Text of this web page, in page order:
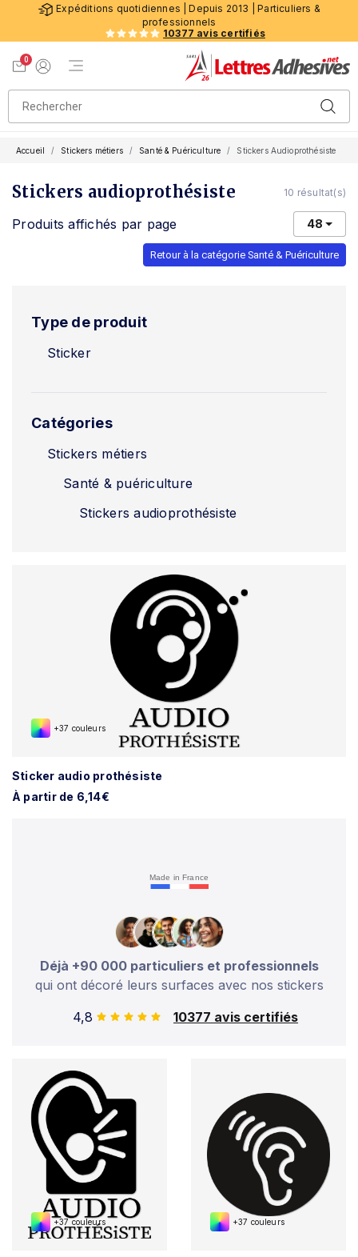
Expéditions quotidiennes | Depuis 2013 | Particuliers &
professionnels
10377 avis certifiés
0
Menu de navigation
Accueil Stickers métiers Santé & Puériculture Stickers Audioprothésiste
Stickers audioprothésiste 10 résultat(s)
Produits affichés par page 48
Retour à la catégorie Santé & Puériculture
Type de produit
Sticker
Catégories
Stickers métiers
Santé & puériculture
Stickers audioprothésiste
+37 couleurs
Sticker audio prothésiste
À partir de 6,14€
Made in France
Déjà +90 000 particuliers et professionnels
qui ont décoré leurs surfaces avec nos stickers
4,8
10377 avis certifiés
+37 couleurs +37 couleurs